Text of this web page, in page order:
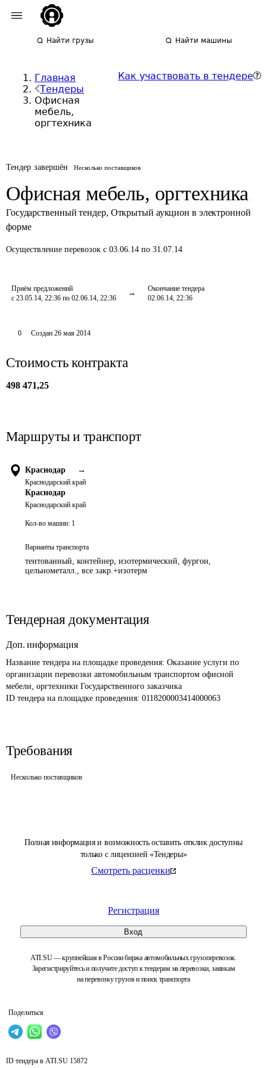
Найти грузы Найти машины
Главная
Тендеры
Офисная
мебель,
оргтехника
Как участвовать в тендере
Тендер завершён Несколько поставщиков
Офисная мебель, оргтехника
Государственный тендер, Открытый аукцион в электронной
форме
Осуществление перевозок с 03.06.14 по 31.07.14
Приём предложений
с 23.05.14, 22:36 по 02.06.14, 22:36
Окончание тендера
02.06.14, 22:36
Полная информация и возможность оставить отклик доступны
только с лицензией «Тендеры»
Смотреть расценки
Регистрация
Вход
ATI.SU — крупнейшая в России биржа автомобильных грузоперевозок.
Зарегистрируйтесь и получите доступ к тендерам на перевозки, заявкам
на перевозку грузов и поиск транспорта
Поделиться
0 Создан 26 мая 2014
Стоимость контракта
498 471,25
Маршруты и транспорт
Краснодар →
Краснодарский край
Краснодар
Краснодарский край
Кол-во машин: 1
Варианты транспорта
тентованный, контейнер, изотермический, фургон,
цельнометалл., все закр.+изотерм
Тендерная документация
Доп. информация
Название тендера на площадке проведения: Оказание услуги по
организации перевозки автомобильным транспортом офисной
мебели, оргтехники Государственного заказчика
ID тендера на площадке проведения: 0118200003414000063
Требования
Несколько поставщиков
ID тендера в ATI.SU 15872